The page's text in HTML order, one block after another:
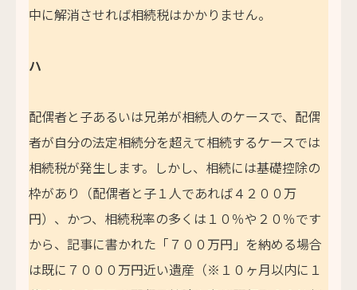
中に解消させれば相続税はかかりません。
ハ
配偶者と子あるいは兄弟が相続人のケースで、配偶
者が自分の法定相続分を超えて相続するケースでは
相続税が発生します。しかし、相続には基礎控除の
枠があり（配偶者と子１人であれば４２００万
円）、かつ、相続税率の多くは１０％や２０％です
から、記事に書かれた「７００万円」を納める場合
は既に７０００万円近い遺産（※１０ヶ月以内に１